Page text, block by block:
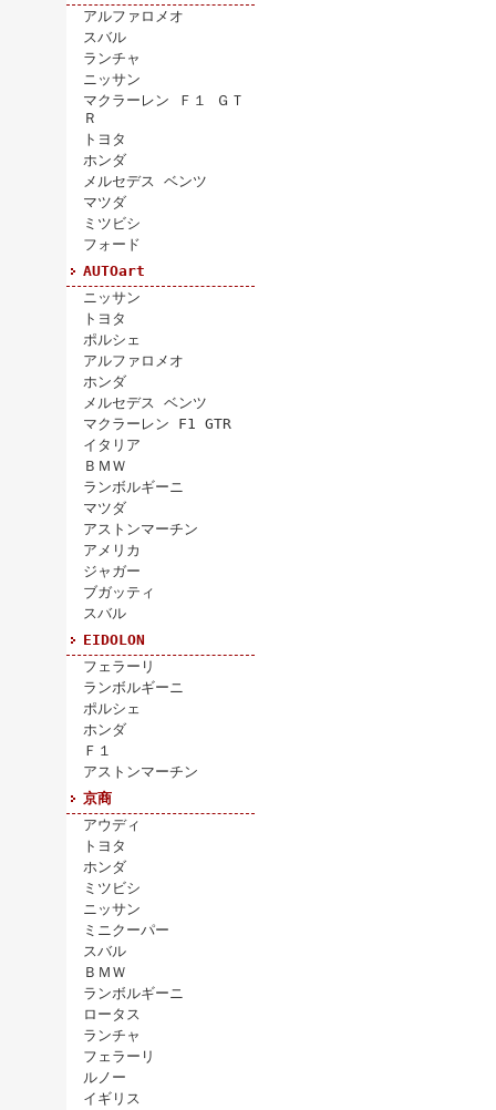
アルファロメオ
スバル
ランチャ
ニッサン
マクラーレン Ｆ１ ＧＴ
Ｒ
トヨタ
ホンダ
メルセデス ベンツ
マツダ
ミツビシ
フォード
AUTOart
ニッサン
トヨタ
ポルシェ
アルファロメオ
ホンダ
メルセデス ベンツ
マクラーレン F1 GTR
イタリア
ＢＭＷ
ランボルギーニ
マツダ
アストンマーチン
アメリカ
ジャガー
ブガッティ
スバル
EIDOLON
フェラーリ
ランボルギーニ
ポルシェ
ホンダ
Ｆ１
アストンマーチン
京商
アウディ
トヨタ
ホンダ
ミツビシ
ニッサン
ミニクーパー
スバル
ＢＭＷ
ランボルギーニ
ロータス
ランチャ
フェラーリ
ルノー
イギリス